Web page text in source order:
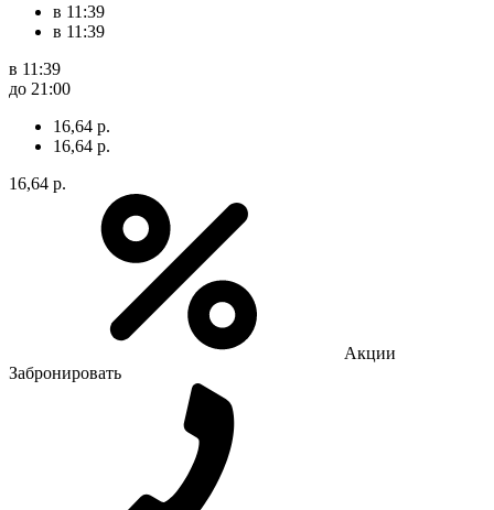
в 11:39
в 11:39
в 11:39
до 21:00
16,64 р.
16,64 р.
16,64 р.
Акции
Забронировать